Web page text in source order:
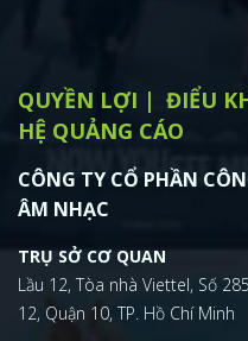
QUYỀN LỢI ĐIỂU
HỆ QUẢNG CÁO
CÔNG TY CỔ PHẦN
ÂM NHẠC
TRỤ SỞ CƠ QUAN
Lầu 12, Tòa nhà Viettel, Số
12, Quận 10, TP. Hồ Chí Minh